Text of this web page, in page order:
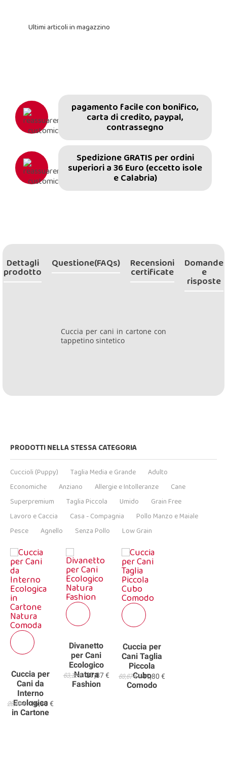
Ultimi articoli in magazzino
pagamento facile con bonifico,
carta di credito, paypal,
contrassegno
Spedizione GRATIS per ordini
superiori a 36 Euro (eccetto isole
e Calabria)
Dettagli
prodotto
Questione(FAQs) Recensioni
certificate
Domande
e
risposte
Cuccia per cani in cartone con
tappetino sintetico
PRODOTTI NELLA STESSA CATEGORIA
Cuccioli (Puppy) Taglia Media e Grande
Adulto
Economiche
Anziano Allergie e Intolleranze
Cane
Superpremium
Taglia Piccola Umido
Grain Free
Lavoro e Caccia
Casa - Compagnia
Pollo Manzo e Maiale
Pesce
Agnello Senza Pollo Low Grain
Cuccia per
Cani da
Interno
Ecologica
in Cartone
28,00 € 16,80 €
Divanetto
per Cani
Ecologico
Natura
Fashion
63,11 € 37,87 €
Cuccia per
Cani Taglia
Piccola
Cubo
Comodo
69,67 € 41,80 €